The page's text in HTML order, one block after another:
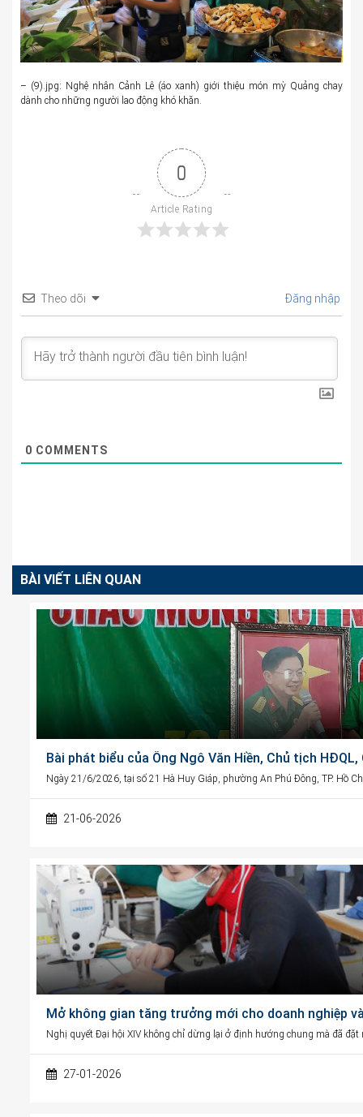
– (9).jpg: Nghệ nhân Cảnh Lê (áo xanh) giới thiệu món mỳ Quảng chay
dành cho những người lao động khó khăn.
0
Article Rating
Theo dõi Đăng nhập
0 COMMENTS
BÀI VIẾT LIÊN QUAN
Bài phát biểu của Ông Ngô Văn Hiền, Chủ tịch
Ngày 21/6/2026, tại số 21 Hà Huy Giáp, phường An Phú Đông, TP. Hồ
21-06-2026
Mở không gian tăng trưởng mới cho doanh nghiệp
Nghị quyết Đại hội XIV không chỉ dừng lại ở định hướng chung mà đã đặt
27-01-2026